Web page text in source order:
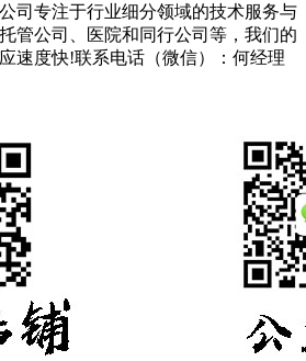
司专注于行业细分领域的技术服务与
管公司、医院和同行公司等，我们的
速度快!联系电话（微信）：何经理